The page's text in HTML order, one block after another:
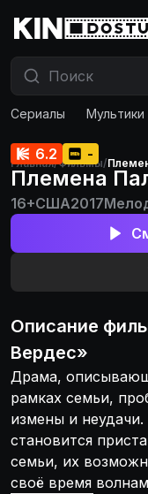
Сериалы Мультики
Главная/Фильмы/
6.2 -
Племена
16+США2017
Описание
Вердес»
Драма,
рамках семьи,
измены и
становится
семьи, их
своё время